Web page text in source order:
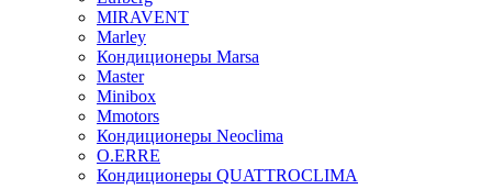
MIRAVENT
Marley
Кондиционеры Marsa
Master
Minibox
Mmotors
Кондиционеры Neoclima
O.ERRE
Кондиционеры QUATTROCLIMA